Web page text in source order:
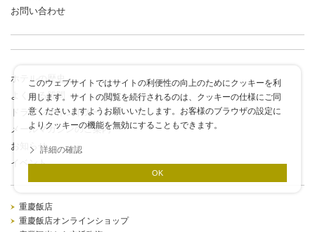
このウェブサイトではサイトの利便性の向上のためにクッキーを利
用します。サイトの閲覧を続行されるのは、クッキーの仕様にご同
意くださいますようお願いいたします。お客様のブラウザの設定に
よりクッキーの機能を無効にすることもできます。
詳細の確認
OK
お問い合わせ
ホテルの歴史
よくある質問
ドラゴンポイントカード
メールマガジンのご案内
お知らせ
イベント
重慶飯店
重慶飯店オンラインショップ